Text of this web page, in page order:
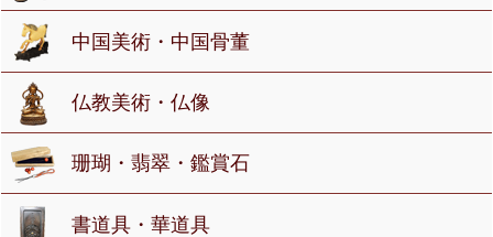
中国美術・中国骨董
仏教美術・仏像
珊瑚・翡翠・鑑賞石
書道具・華道具